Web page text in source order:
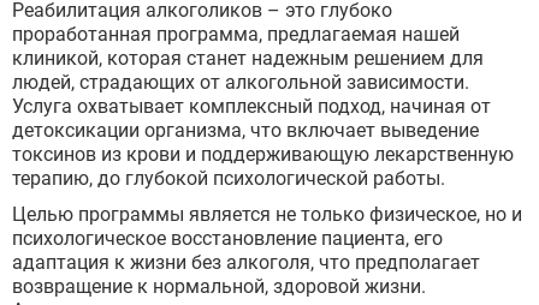
Реабилитация алкоголиков – это глубоко
проработанная программа, предлагаемая нашей
клиникой, которая станет надежным решением для
людей, страдающих от алкогольной зависимости.
Услуга охватывает комплексный подход, начиная от
детоксикации организма, что включает выведение
токсинов из крови и поддерживающую лекарственную
терапию, до глубокой психологической работы.
Целью программы является не только физическое, но и
психологическое восстановление пациента, его
адаптация к жизни без алкоголя, что предполагает
возвращение к нормальной, здоровой жизни.